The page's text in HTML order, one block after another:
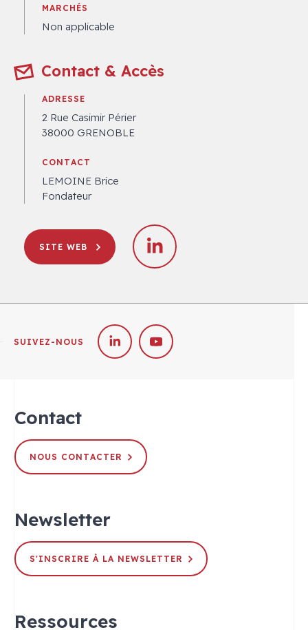
MARCHÉS
Non applicable
Contact & Accès
ADRESSE
2 Rue Casimir Périer
38000 GRENOBLE
CONTACT
LEMOINE Brice
Fondateur
SITE WEB
SUIVEZ-NOUS
Contact
NOUS CONTACTER
Newsletter
S'INSCRIRE À LA NEWSLETTER
Ressources